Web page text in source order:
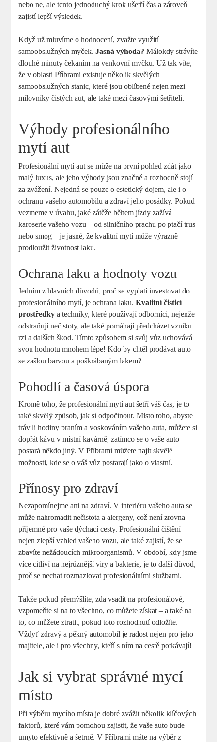
nebo ne, ale tento jednoduchý krok ušetří čas a zároveň
zajistí lepší výsledek.
Když už mluvíme o hodnocení, zvažte využití
samoobslužných myček.Jasná výhoda? Málokdy strávíte
dlouhé minuty čekáním na venkovní myčku. Už tak víte,
že v oblasti Příbrami existuje několik skvělých
samoobslužných stanic, které jsou oblíbené nejen mezi
milovníky čistých aut, ale také mezi časovými šetřiteli.
Výhody profesionálního
mytí aut
Profesionální mytí aut se může na první pohled zdát jako
malý luxus, ale jeho výhody jsou značné a rozhodně stojí
za zvážení. Nejedná se pouze o estetický dojem, ale i o
ochranu vašeho automobilu a zdraví jeho posádky. Pokud
vezmeme v úvahu, jaké zátěže během jízdy zažívá
karoserie vašeho vozu – od silničního prachu po ptačí trus
nebo smog – je jasné, že kvalitní mytí může výrazně
prodloužit životnost laku.
Ochrana laku a hodnoty vozu
Jedním z hlavních důvodů, proč se vyplatí investovat do
profesionálního mytí, je ochrana laku.Kvalitní čisticí
prostředky a techniky, které používají odborníci, nejenže
odstraňují nečistoty, ale také pomáhají předcházet vzniku
rzi a dalších škod. Tímto způsobem si svůj vůz uchovává
svou hodnotu mnohem lépe! Kdo by chtěl prodávat auto
se zašlou barvou a poškrábaným lakem?
Pohodlí a časová úspora
Kromě toho, že profesionální mytí aut šetří váš čas, je to
také skvělý způsob, jak si odpočinout. Místo toho, abyste
trávili hodiny praním a voskováním vašeho auta, můžete si
dopřát kávu v místní kavárně, zatímco se o vaše auto
postará někdo jiný. V Příbrami můžete najít skvělé
možnosti, kde se o váš vůz postarají jako o vlastní.
Přínosy pro zdraví
Nezapomínejme ani na zdraví. V interiéru vašeho auta se
může nahromadit nečistota a alergeny, což není zrovna
příjemné pro vaše dýchací cesty. Profesionální čištění
nejen zlepší vzhled vašeho vozu, ale také zajistí, že se
zbavíte nežádoucích mikroorganismů. V období, kdy jsme
více citliví na nejrůznější viry a bakterie, je to další důvod,
proč se nechat rozmazlovat profesionálními službami.
Takže pokud přemýšlíte, zda vsadit na profesionálové,
vzpomeňte si na to všechno, co můžete získat – a také na
to, co můžete ztratit, pokud toto rozhodnutí odložíte.
Vždyť zdravý a pěkný automobil je radost nejen pro jeho
majitele, ale i pro všechny, kteří s ním na cestě potkávají!
Jak si vybrat správné mycí
místo
Při výběru mycího místa je dobré zvážit několik klíčových
faktorů, které vám pomohou zajistit, že vaše auto bude
umyto efektivně a šetrně. V Příbrami máte na výběr z